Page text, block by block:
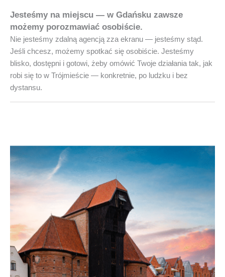
Jesteśmy na miejscu — w Gdańsku zawsze
możemy porozmawiać osobiście.
Nie jesteśmy zdalną agencją zza ekranu — jesteśmy stąd.
Jeśli chcesz, możemy spotkać się osobiście. Jesteśmy
blisko, dostępni i gotowi, żeby omówić Twoje działania tak, jak
robi się to w Trójmieście — konkretnie, po ludzku i bez
dystansu.